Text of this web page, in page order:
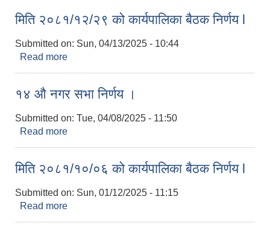
मिति २०८१/१२/२९ को कार्यपालिका बैठक निर्णय l
Submitted on: Sun, 04/13/2025 - 10:44
Read more
१४ ‌औ नगर सभा निर्णय ।
Submitted on: Tue, 04/08/2025 - 11:50
Read more
मिति २०८१/१०/०६ को कार्यपालिका बैठक निर्णय l
Submitted on: Sun, 01/12/2025 - 11:15
Read more